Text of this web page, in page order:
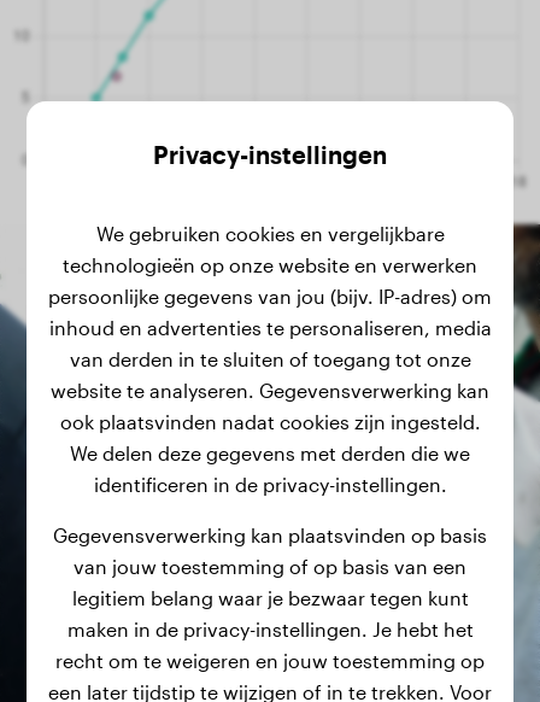
Privacy-instellingen
We gebruiken cookies en vergelijkbare
technologieën op onze website en verwerken
persoonlijke gegevens van jou (bijv. IP-adres) om
inhoud en advertenties te personaliseren, media
van derden in te sluiten of toegang tot onze
website te analyseren. Gegevensverwerking kan
ook plaatsvinden nadat cookies zijn ingesteld.
We delen deze gegevens met derden die we
identificeren in de privacy-instellingen.
Gegevensverwerking kan plaatsvinden op basis
van jouw toestemming of op basis van een
legitiem belang waar je bezwaar tegen kunt
maken in de privacy-instellingen. Je hebt het
recht om te weigeren en jouw toestemming op
een later tijdstip te wijzigen of in te trekken. Voor